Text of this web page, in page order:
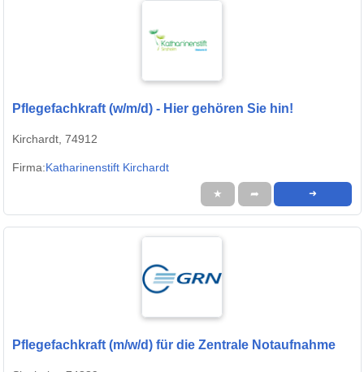
Pflegefachkraft (w/m/d) - Hier gehören Sie hin!
Kirchardt, 74912
Firma:Katharinenstift Kirchardt
★ ➦ ➜
Pflegefachkraft (m/w/d) für die Zentrale Notaufnahme